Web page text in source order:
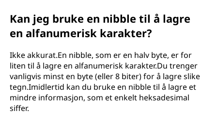
Kan jeg bruke en nibble til å lagre
en alfanumerisk karakter?
Ikke akkurat.En nibble, som er en halv byte, er for
liten til å lagre en alfanumerisk karakter.Du trenger
vanligvis minst en byte (eller 8 biter) for å lagre slike
tegn.Imidlertid kan du bruke en nibble til å lagre et
mindre informasjon, som et enkelt heksadesimal
siffer.